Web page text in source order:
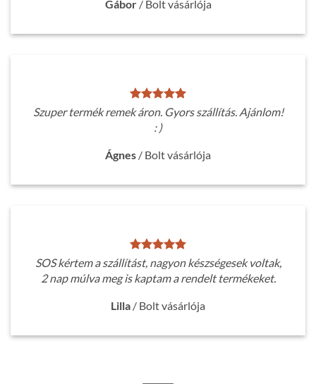
Gábor / Bolt vásárlója
Szuper termék remek áron. Gyors szállítás. Ajánlom!
: )
Ágnes / Bolt vásárlója
SOS kértem a szállítást, nagyon készségesek voltak,
2 nap múlva meg is kaptam a rendelt termékeket.
Lilla / Bolt vásárlója